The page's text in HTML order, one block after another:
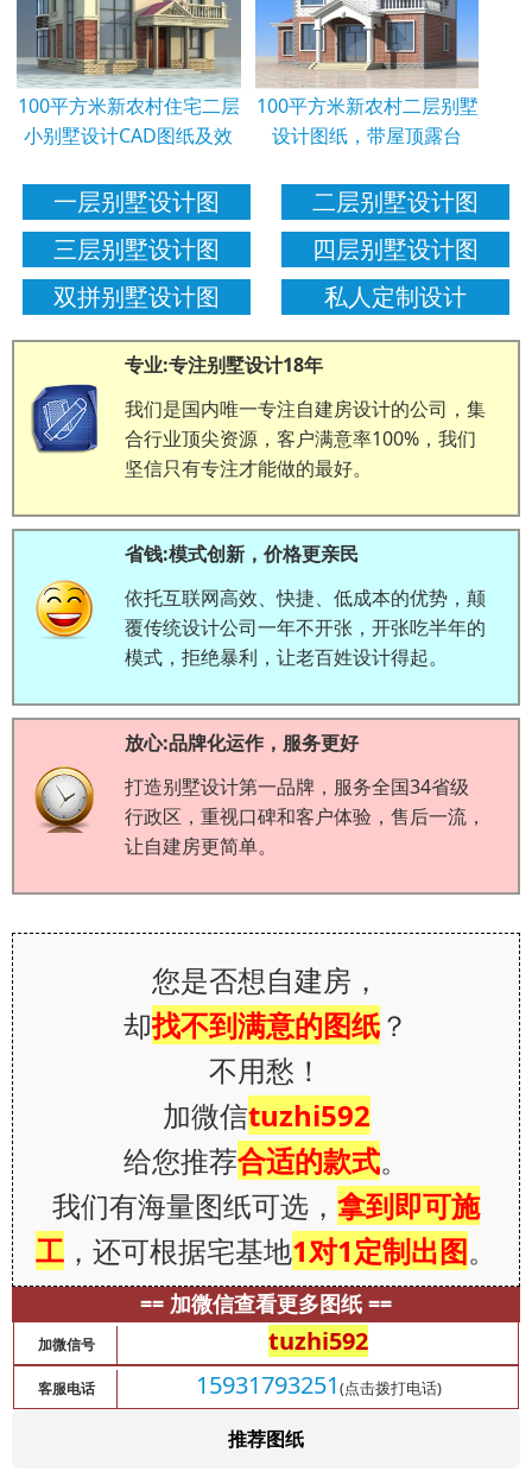
100平方米新农村住宅二层
小别墅设计CAD图纸及效
100平方米新农村二层别墅
设计图纸，带屋顶露台
一层别墅设计图
二层别墅设计图
三层别墅设计图
四层别墅设计图
双拼别墅设计图
私人定制设计
专业:专注别墅设计18年
我们是国内唯一专注自建房设计的公司，集
合行业顶尖资源，客户满意率100%，我们
坚信只有专注才能做的最好。
省钱:模式创新，价格更亲民
依托互联网高效、快捷、低成本的优势，颠
覆传统设计公司一年不开张，开张吃半年的
模式，拒绝暴利，让老百姓设计得起。
放心:品牌化运作，服务更好
打造别墅设计第一品牌，服务全国34省级
行政区，重视口碑和客户体验，售后一流，
让自建房更简单。
您是否想自建房，
却找不到满意的图纸？
不用愁！
加微信tuzhi592
给您推荐合适的款式。
我们有海量图纸可选， 拿到即可施
工 ，还可根据宅基地1对1定制出图。
== 加微信查看更多图纸 ==
加微信号 tuzhi592
客服电话 15931793251 (点击拨打电话)
推荐图纸